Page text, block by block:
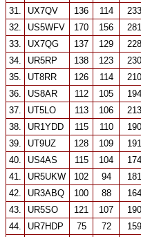
31.
UX7QV 136 114 233
32.
US5WFV 170 156 281
33.
UX7QG 137 129 228
34.
UR5RP 138 123 230
35.
UT8RR 126 114 210
36.
US8AR 112 105 194
37.
UT5LO 113 106 213
38.
UR1YDD 115 110 190
39.
UT9UZ 128 109 191
40.
US4AS 115 104 174
41.
UR5UKW 102 94 181
42.
UR3ABQ 100 88 164
43.
UR5SO 121 107 190
44.
UR7HDP 75 72 159